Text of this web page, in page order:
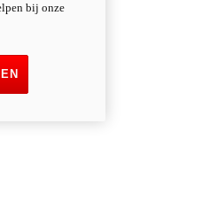
bij onze